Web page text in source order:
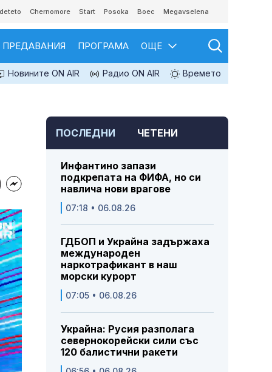
Chernomore Start Posoka Boec Megavselena
ПРЕДАВАНИЯ ПРОГРАМА ОЩЕ
Новините ON AIR Радио ON AIR Времето
ПОСЛЕДНИ ЧЕТЕНИ
Инфантино запази
подкрепата на ФИФА, но си
навлича нови врагове
07:18 • 06.08.26
ГДБОП и Украйна задържаха
международен
наркотрафикант в наш
морски курорт
07:05 • 06.08.26
Украйна: Русия разполага
севернокорейски сили със
120 балистични ракети